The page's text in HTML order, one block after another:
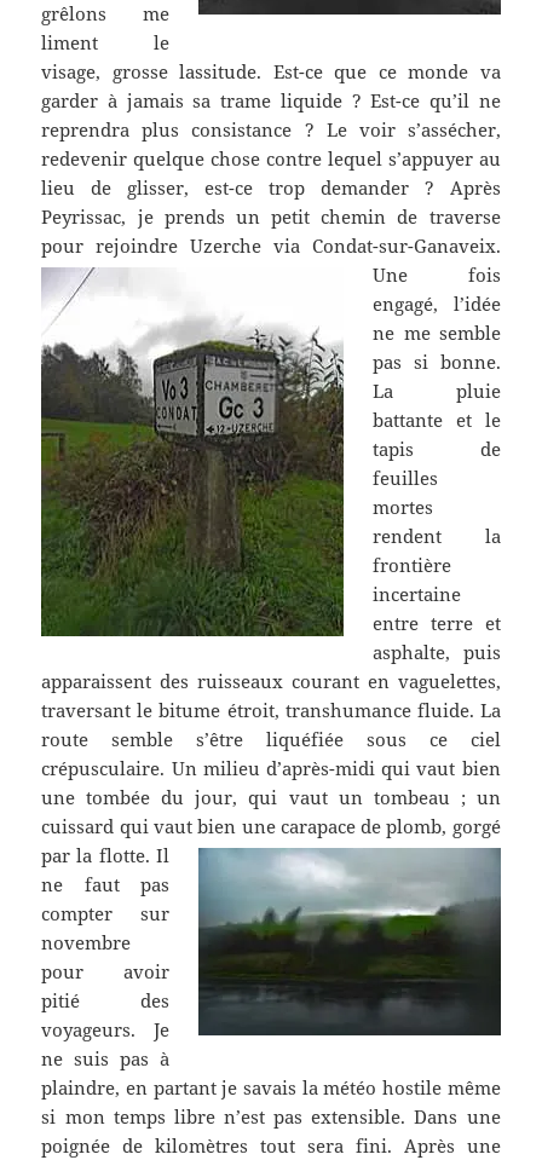
grêlons me
liment le
visage, grosse lassitude. Est-ce que ce monde va
garder à jamais sa trame liquide ? Est-ce qu’il ne
reprendra plus consistance ? Le voir s’assécher,
redevenir quelque chose contre lequel s’appuyer au
lieu de glisser, est-ce trop demander ? Après
Peyrissac, je prends un petit chemin de traverse
pour rejoindre Uzerche via Condat-sur-Ganaveix.
Une fois
engagé, l’idée
ne me semble
pas si bonne.
La pluie
battante et le
tapis de
feuilles
mortes
rendent la
frontière
incertaine
entre terre et
asphalte, puis
apparaissent des ruisseaux courant en vaguelettes,
traversant le bitume étroit, transhumance fluide. La
route semble s’être liquéfiée sous ce ciel
crépusculaire. Un milieu d’après-midi qui vaut bien
une tombée du jour, qui vaut un tombeau ; un
cuissard qui vaut bien une carapace de plomb, gorgé
par la flotte. Il
ne faut pas
compter sur
novembre
pour avoir
pitié des
voyageurs. Je
ne suis pas à
plaindre, en partant je savais la météo hostile même
si mon temps libre n’est pas extensible. Dans une
poignée de kilomètres tout sera fini. Après une